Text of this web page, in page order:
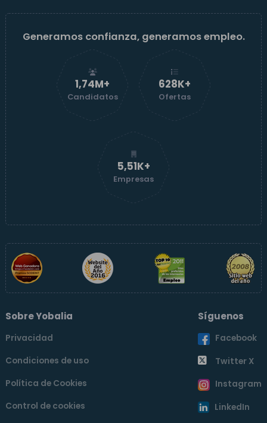
Generamos confianza, generamos empleo.
1,74M+
Candidatos
629K+
Ofertas
5,51K+
Empresas
Sobre Yobalia
Privacidad
Condiciones de uso
Política de Cookies
Control de cookies
Síguenos
Facebook
Twitter X
Instagram
LinkedIn